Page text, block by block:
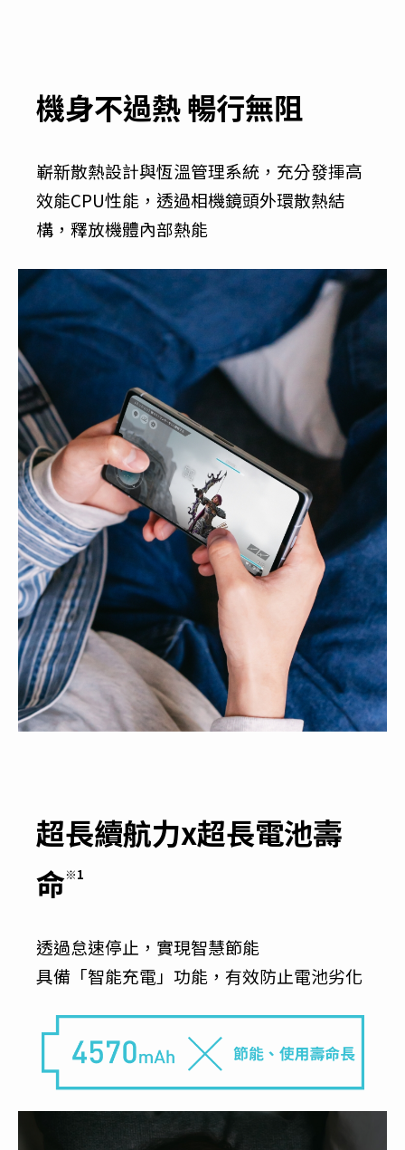
機身不過熱 暢行無阻
嶄新散熱設計與恆溫管理系統，充分發揮高
效能CPU性能，透過相機鏡頭外環散熱結
構，釋放機體內部熱能
超長續航力x超長電池壽
命※1
透過怠速停止，實現智慧節能
具備「智能充電」功能，有效防止電池劣化